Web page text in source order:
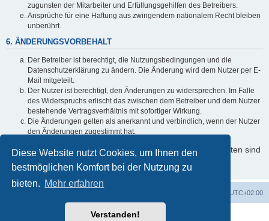
Diese Website nutzt Cookies, um Ihnen den
bestmöglichen Komfort bei der Nutzung zu
bieten. Mehr erfahren
Verstanden!
zugunsten der Mitarbeiter und Erfüllungsgehilfen des Betreibers.
Ansprüche für eine Haftung aus zwingendem nationalem Recht bleiben
unberührt.
6. ÄNDERUNGSVORBEHALT
Der Betreiber ist berechtigt, die Nutzungsbedingungen und die
Datenschutzerklärung zu ändern. Die Änderung wird dem Nutzer per E-
Mail mitgeteilt.
Der Nutzer ist berechtigt, den Änderungen zu widersprechen. Im Falle
des Widerspruchs erlischt das zwischen dem Betreiber und dem Nutzer
bestehende Vertragsverhältnis mit sofortiger Wirkung.
Die Änderungen gelten als anerkannt und verbindlich, wenn der Nutzer
den Änderungen zugestimmt hat.
Informationen über den Umgang mit Ihren persönlichen Daten sind
in der Datenschutzerklärung enthalten.
UTC+02:00
Powered byphpBB® Forum Software © phpBB Limited